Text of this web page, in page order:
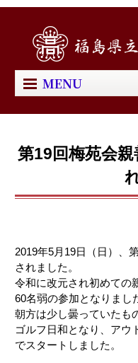
MENU
第19回梅苑会
2019年5月19日（日）、
されました。
令和に改元され初めての
60名弱の参加となりまし
朝方は少し曇っていたも
ゴルフ日和となり、アウ
でスタートしました。